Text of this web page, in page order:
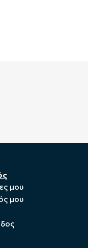
μου
μου